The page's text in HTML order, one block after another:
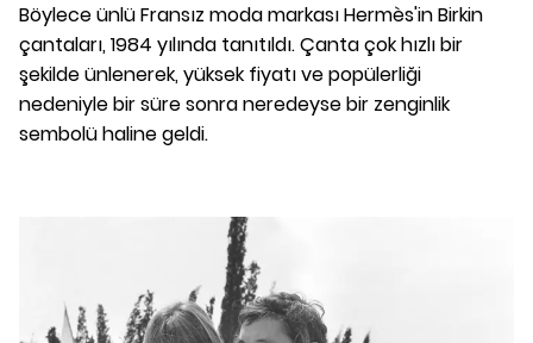
Böylece ünlü Fransız moda markası Hermès'in Birkin
çantaları, 1984 yılında tanıtıldı. Çanta çok hızlı bir
şekilde ünlenerek, yüksek fiyatı ve popülerliği
nedeniyle bir süre sonra neredeyse bir zenginlik
sembolü haline geldi.